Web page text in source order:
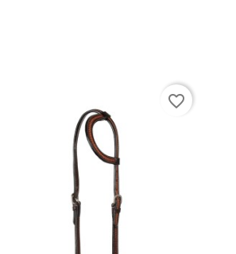
favorite_border